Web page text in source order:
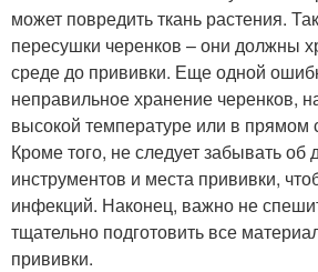
может повредить ткань растения.
пересушки черенков – они должны
среде до прививки. Еще одной
неправильное хранение черенков,
высокой температуре или в прямом
Кроме того, не следует забывать об
инструментов и места прививки,
инфекций. Наконец, важно не
тщательно подготовить все
прививки.